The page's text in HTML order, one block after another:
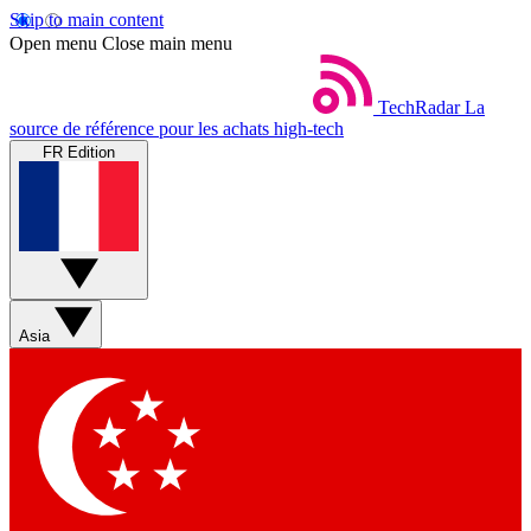
Skip to main content
Open menu Close main menu
TechRadar La
source de référence pour les achats high-tech
FR Edition
Asia